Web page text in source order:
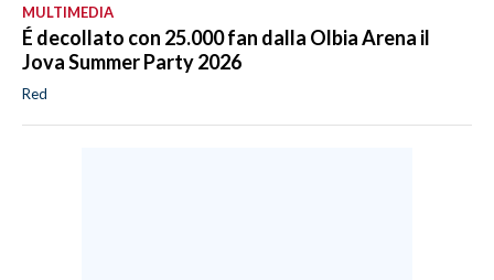
MULTIMEDIA
É decollato con 25.000 fan dalla Olbia Arena il
Jova Summer Party 2026
Red